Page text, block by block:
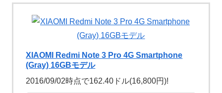
XIAOMI Redmi Note 3 Pro 4G Smartphone
(Gray) 16GBモデル
2016/09/02時点で162.40ドル(16,800円)!